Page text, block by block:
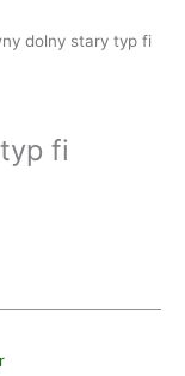
dolny stary typ fi
fi